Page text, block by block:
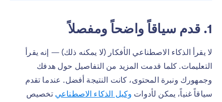
1. قدم سياقاً واضحاً ومفصلاً
لا يقرأ الذكاء الاصطناعي الأفكار (لا يمكنه ذلك) — إنه يقرأ
التعليمات. كلما قدمت المزيد من التفاصيل حول هدفك
وجمهورك ونبرة المحتوى، كانت النتيجة أفضل. عندما تقدم
سياقاً غنياً، يمكن لأدوات وكيل الذكاء الاصطناعي تخصيص